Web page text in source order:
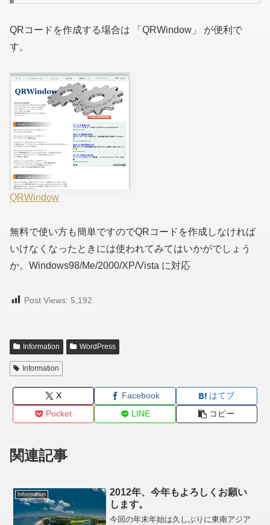
QRコードを作成する場合は 「QRWindow」 が便利で
す。
QRWindow
無料で使い方も簡単ですのでQRコードを作成しなければ
いけなくなったときには使われてみてはいかがでしょう
か。Windows98/Me/2000/XP/Vista に対応
Post Views: 5,192
Information WordPress
Information
X Facebook
はてブ
Pocket
LINE コピー
関連記事
Information
2012年、今年もよろしくお願い
します。
今回の年末年始は久しぶりに東南アジア